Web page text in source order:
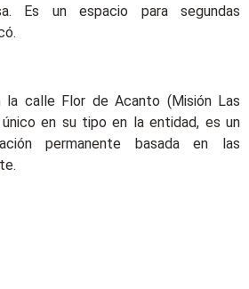
Es un espacio para segundas
la calle Flor de Acanto (Misión Las
en su tipo en la entidad, es un
permanente basada en las